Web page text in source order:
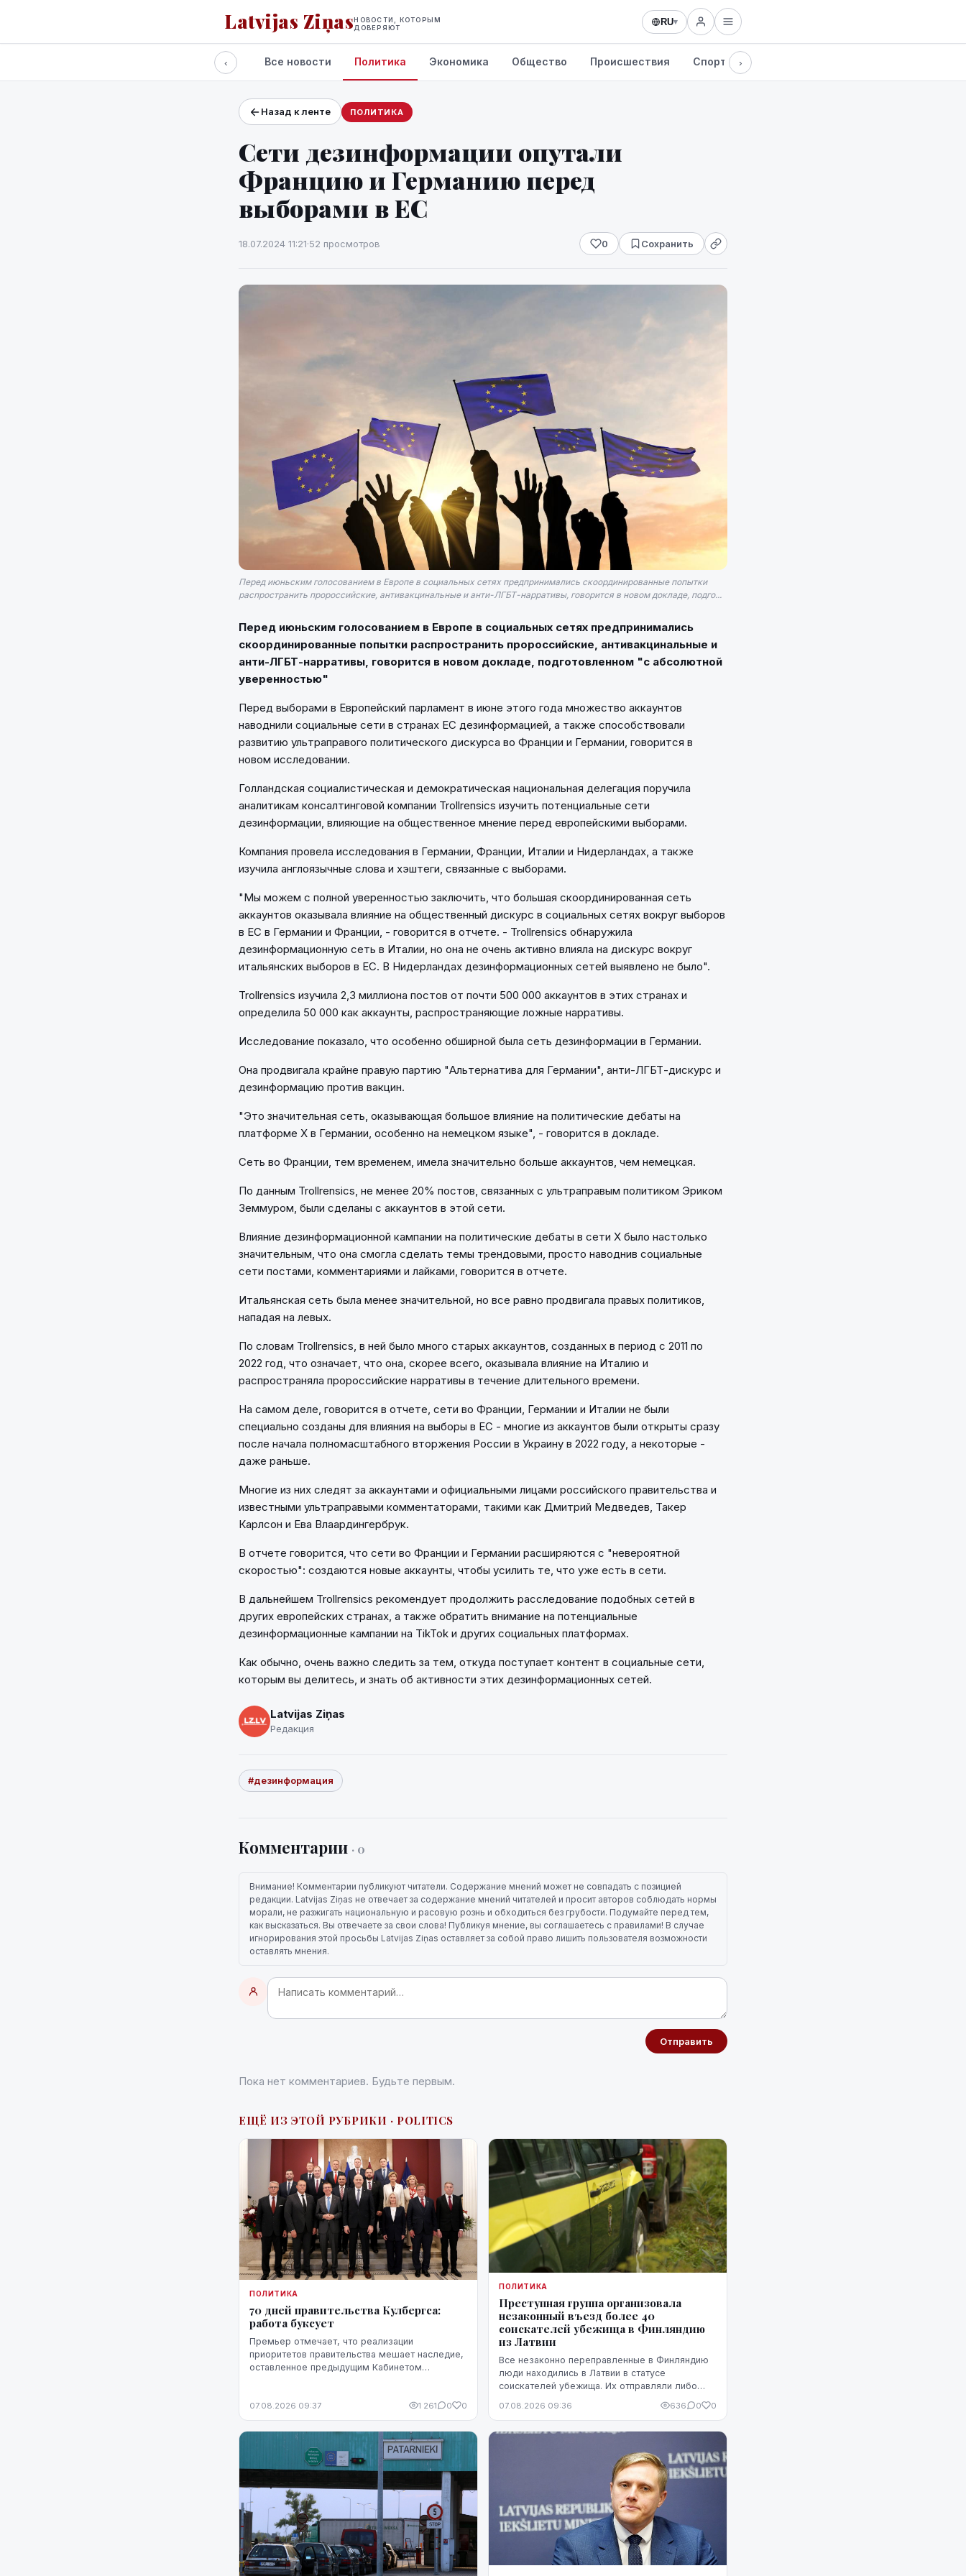
Latvijas ZiņasНОВОСТИ, КОТОРЫМ
ДОВЕРЯЮТ
RU▾
Проекты и сервисы
‹ Все новости Политика Экономика Общество Происшествия Спорт Здоровье
›
Назад к ленте ПОЛИТИКА
Сети дезинформации опутали
Францию и Германию перед
выборами в ЕС
18.07.2024 11:21·52 просмотров 0 Сохранить
Перед июньским голосованием в Европе в социальных сетях предпринимались скоординированные попытки
распространить пророссийские, антивакцинальные и анти-ЛГБТ-нарративы, говорится в новом докладе, подго...
Перед июньским голосованием в Европе в социальных сетях предпринимались
скоординированные попытки распространить пророссийские, антивакцинальные и
анти-ЛГБТ-нарративы, говорится в новом докладе, подготовленном "с абсолютной
уверенностью"
Перед выборами в Европейский парламент в июне этого года множество аккаунтов
наводнили социальные сети в странах ЕС дезинформацией, а также способствовали
развитию ультраправого политического дискурса во Франции и Германии, говорится в
новом исследовании.
Голландская социалистическая и демократическая национальная делегация поручила
аналитикам консалтинговой компании Trollrensics изучить потенциальные сети
дезинформации, влияющие на общественное мнение перед европейскими выборами.
Компания провела исследования в Германии, Франции, Италии и Нидерландах, а также
изучила англоязычные слова и хэштеги, связанные с выборами.
"Мы можем с полной уверенностью заключить, что большая скоординированная сеть
аккаунтов оказывала влияние на общественный дискурс в социальных сетях вокруг выборов
в ЕС в Германии и Франции, - говорится в отчете. - Trollrensics обнаружила
дезинформационную сеть в Италии, но она не очень активно влияла на дискурс вокруг
итальянских выборов в ЕС. В Нидерландах дезинформационных сетей выявлено не было".
Trollrensics изучила 2,3 миллиона постов от почти 500 000 аккаунтов в этих странах и
определила 50 000 как аккаунты, распространяющие ложные нарративы.
Исследование показало, что особенно обширной была сеть дезинформации в Германии.
Она продвигала крайне правую партию "Альтернатива для Германии", анти-ЛГБТ-дискурс и
дезинформацию против вакцин.
"Это значительная сеть, оказывающая большое влияние на политические дебаты на
платформе X в Германии, особенно на немецком языке", - говорится в докладе.
Сеть во Франции, тем временем, имела значительно больше аккаунтов, чем немецкая.
По данным Trollrensics, не менее 20% постов, связанных с ультраправым политиком Эриком
Земмуром, были сделаны с аккаунтов в этой сети.
Влияние дезинформационной кампании на политические дебаты в сети X было настолько
значительным, что она смогла сделать темы трендовыми, просто наводнив социальные
сети постами, комментариями и лайками, говорится в отчете.
Итальянская сеть была менее значительной, но все равно продвигала правых политиков,
нападая на левых.
По словам Trollrensics, в ней было много старых аккаунтов, созданных в период с 2011 по
2022 год, что означает, что она, скорее всего, оказывала влияние на Италию и
распространяла пророссийские нарративы в течение длительного времени.
На самом деле, говорится в отчете, сети во Франции, Германии и Италии не были
специально созданы для влияния на выборы в ЕС - многие из аккаунтов были открыты сразу
после начала полномасштабного вторжения России в Украину в 2022 году, а некоторые -
даже раньше.
Многие из них следят за аккаунтами и официальными лицами российского правительства и
известными ультраправыми комментаторами, такими как Дмитрий Медведев, Такер
Карлсон и Ева Влаардингербрук.
В отчете говорится, что сети во Франции и Германии расширяются с "невероятной
скоростью": создаются новые аккаунты, чтобы усилить те, что уже есть в сети.
В дальнейшем Trollrensics рекомендует продолжить расследование подобных сетей в
других европейских странах, а также обратить внимание на потенциальные
дезинформационные кампании на TikTok и других социальных платформах.
Как обычно, очень важно следить за тем, откуда поступает контент в социальные сети,
которым вы делитесь, и знать об активности этих дезинформационных сетей.
Latvijas Ziņas
Редакция
#дезинформация
Комментарии · 0
Внимание! Комментарии публикуют читатели. Содержание мнений может не совпадать с позицией
редакции. Latvijas Ziņas не отвечает за содержание мнений читателей и просит авторов соблюдать нормы
морали, не разжигать национальную и расовую рознь и обходиться без грубости. Подумайте перед тем,
как высказаться. Вы отвечаете за свои слова! Публикуя мнение, вы соглашаетесь с правилами! В случае
игнорирования этой просьбы Latvijas Ziņas оставляет за собой право лишить пользователя возможности
оставлять мнения.
Отправить
Пока нет комментариев. Будьте первым.
ЕЩЁ ИЗ ЭТОЙ РУБРИКИ · POLITICS
ПОЛИТИКА
70 дней правительства Кулбергса:
работа буксует
Премьер отмечает, что реализации
приоритетов правительства мешает наследие,
оставленное предыдущим Кабинетом
ожидает более стремительного прогресса.
07.08.2026 09:37 1 261 0 0
ПОЛИТИКА
Преступная группа организовала
незаконный въезд более 40
соискателей убежища в Финляндию
из Латвии
Все незаконно переправленные в Финляндию
люди находились в Латвии в статусе
соискателей убежища. Их отправляли либо
через Эстонию.
07.08.2026 09:36 636 0 0